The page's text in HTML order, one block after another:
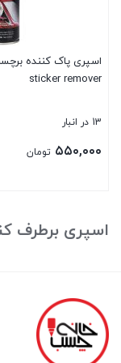
اسپری پاک کننده
sticker remover
13 در انبار
۵۵۰,۰۰۰ تومان
اسپری برطرف